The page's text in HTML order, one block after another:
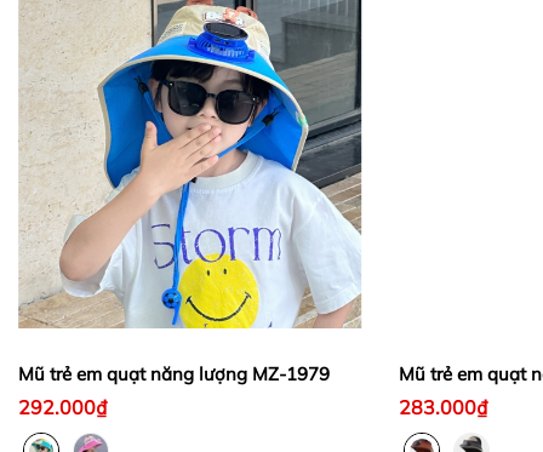
Mũ trẻ em quạt năng lượng MZ-1979
292.000₫
Mũ trẻ em quạt
283.000₫